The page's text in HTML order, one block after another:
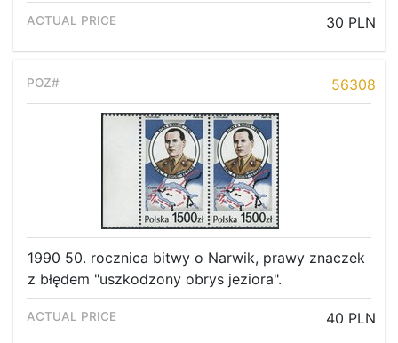
30 PLN
56308
1990 50. rocznica bitwy o Narwik, prawy znaczek
z błędem "uszkodzony obrys jeziora".
40 PLN